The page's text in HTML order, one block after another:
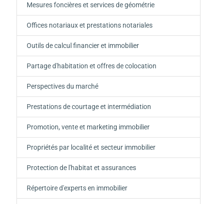
Mesures foncières et services de géométrie
Offices notariaux et prestations notariales
Outils de calcul financier et immobilier
Partage d'habitation et offres de colocation
Perspectives du marché
Prestations de courtage et intermédiation
Promotion, vente et marketing immobilier
Propriétés par localité et secteur immobilier
Protection de l'habitat et assurances
Répertoire d'experts en immobilier